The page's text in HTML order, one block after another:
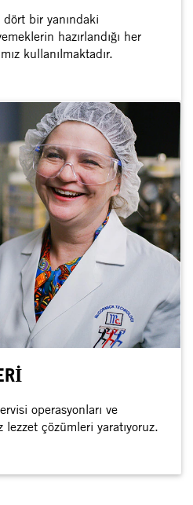
dört bir yanındaki
hazırlandığı her
kullanılmaktadır.
operasyonları ve
çözümleri yaratıyoruz.